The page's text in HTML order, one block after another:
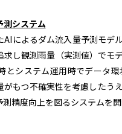
測システム
AI によるダム流入量予測モデ
求し観測雨量（実測値）で
とシステム運用時でデータ
がもつ不確実性を考慮した
精度向上を図るシステムを